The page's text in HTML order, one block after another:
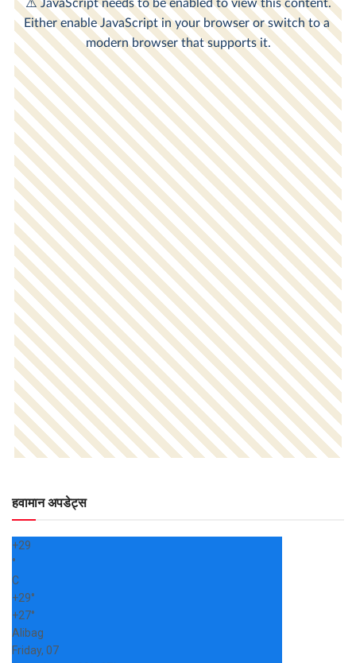
हवामान अपडेट्स
+29
°
C
+29°
+27°
Alibag
Friday, 07